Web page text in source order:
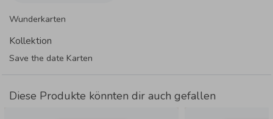
Wunderkarten
Kollektion
Save the date Karten
Diese Produkte könnten dir auch gefallen